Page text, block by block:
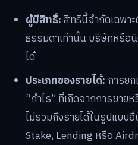
ผู้มีสิทธิ์:สิทธินี้จำกัดเฉพา
ธรรมดาเท่านั้น บริษัทหรือ
ได้
ประเภทของรายได้: การย
“กำไร” ที่เกิดจากการขา
ไม่รวมถึงรายได้ในรูปแบบ
Stake, Lending หรือ